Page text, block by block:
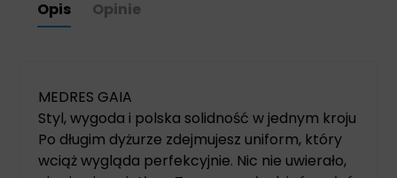
Opis Opinie
MEDRES GAIA
Styl, wygoda i polska solidność w jednym kroju
Po długim dyżurze zdejmujesz uniform, który
wciąż wygląda perfekcyjnie. Nic nie uwierało,